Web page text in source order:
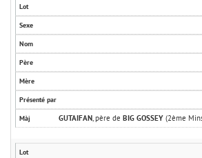
GUTAIFAN , père deBIG GOSSEY (2ème